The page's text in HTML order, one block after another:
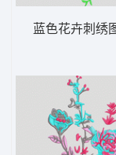
蓝色花卉刺绣